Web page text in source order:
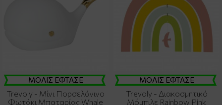
ΜΟΛΙΣ ΕΦΤΑΣΕ
Trevoly - Μίνι Πορσελάνινο
Φωτάκι Μπαταρίας Whale
ΜΟΛΙΣ ΕΦΤΑΣΕ
Trevoly - Διακοσμητικό
Μόμπιλε Rainbow Pink